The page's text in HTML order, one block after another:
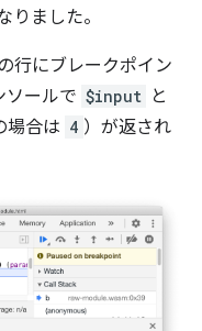
りました。
行にブレークポイン
ソールで $input と
場合は 4 ）が返され